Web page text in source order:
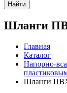
Найти
Шланги
Главная
Каталог
Напорно-
Шланги